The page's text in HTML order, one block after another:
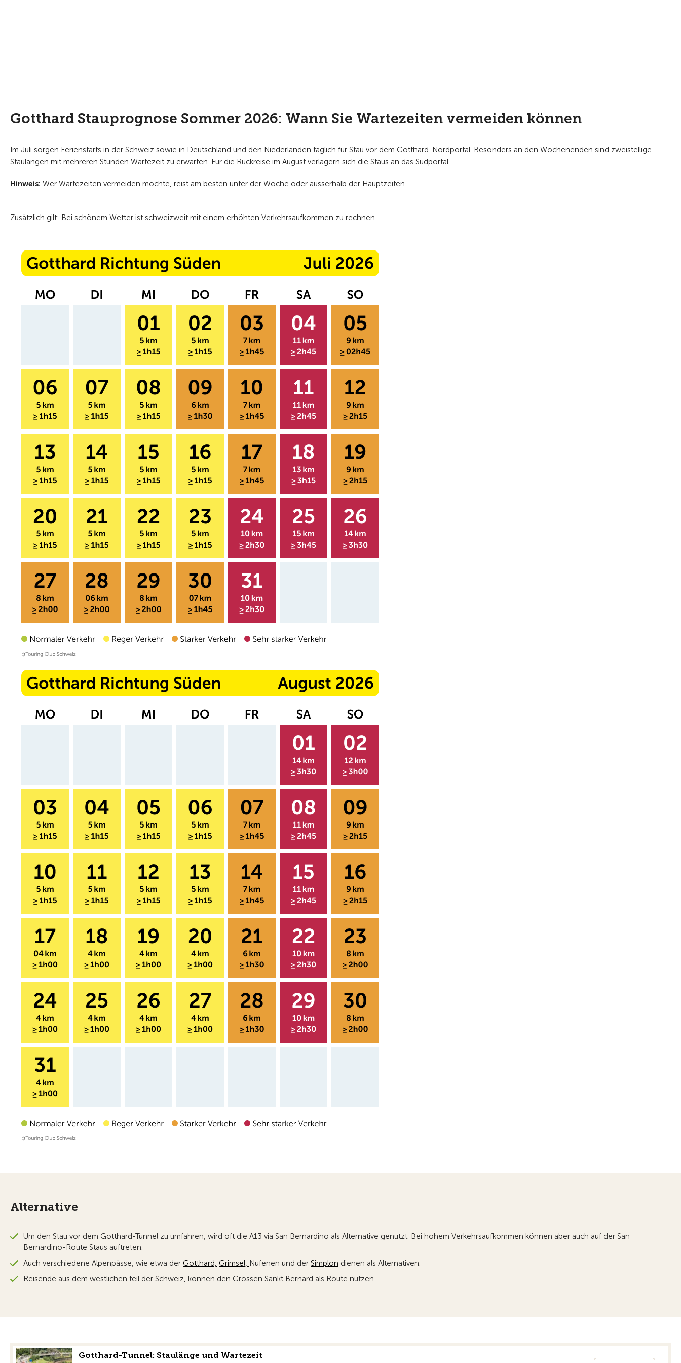
Gotthard Stauprognose Sommer 2026: Wann Sie Wartezeiten vermeiden können
Im Juli sorgen Ferienstarts in der Schweiz sowie in Deutschland und den Niederlanden täglich für Stau vor dem Gotthard-Nordportal. Besonders an den Wochenenden sind zweistellige
Staulängen mit mehreren Stunden Wartezeit zu erwarten. Für die Rückreise im August verlagern sich die Staus an das Südportal.
Hinweis: Wer Wartezeiten vermeiden möchte, reist am besten unter der Woche oder ausserhalb der Hauptzeiten.
Zusätzlich gilt: Bei schönem Wetter ist schweizweit mit einem erhöhten Verkehrsaufkommen zu rechnen.
Alternative
Um den Stau vor dem Gotthard-Tunnel zu umfahren, wird oft die A13 via San Bernardino als Alternative genutzt. Bei hohem Verkehrsaufkommen können aber auch auf der San
Bernardino-Route Staus auftreten.
Auch verschiedene Alpenpässe, wie etwa der Gotthard, Grimsel, Nufenen und der Simplon dienen als Alternativen.
Reisende aus dem westlichen teil der Schweiz, können den Grossen Sankt Bernard als Route nutzen.
Gotthard-Tunnel: Staulänge und Wartezeit